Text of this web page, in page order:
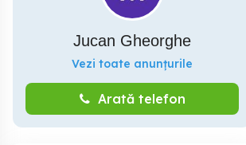
Jucan Gheorghe
Vezi toate anunțurile
Arată telefon